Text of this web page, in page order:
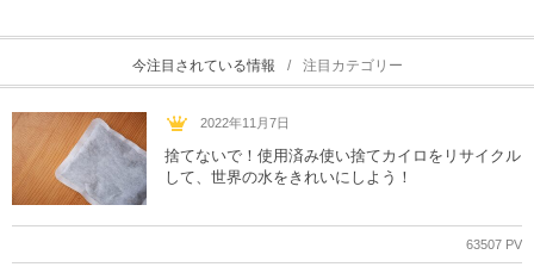
今注目されている情報 注目カテゴリー
2022年11月7日
捨てないで！使用済み使い捨てカイロをリサイクル
して、世界の水をきれいにしよう！
63507 PV